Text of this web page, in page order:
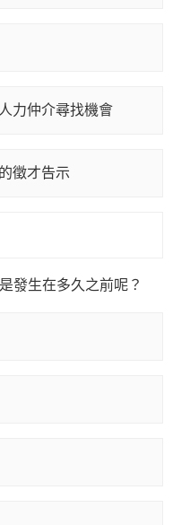
力仲介尋找機會
徵才告示
發生在多久之前呢？